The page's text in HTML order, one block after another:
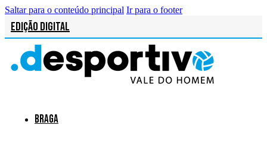
Saltar para o conteúdo principal Ir para o footer
Edição Digital
Braga